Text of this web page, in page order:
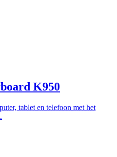
K950
tablet en telefoon met het